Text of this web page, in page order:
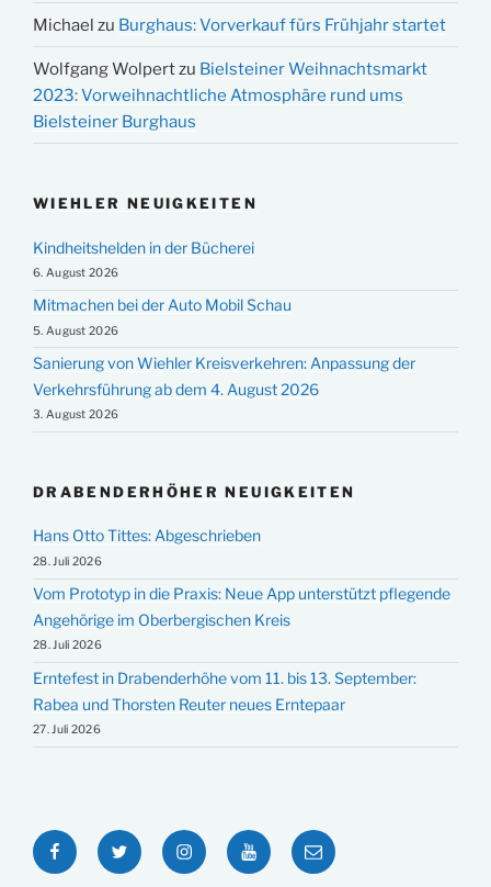
Michael zu Burghaus: Vorverkauf fürs Frühjahr startet
Wolfgang Wolpertzu Bielsteiner Weihnachtsmarkt
2023: Vorweihnachtliche Atmosphäre rund ums
Bielsteiner Burghaus
WIEHLER NEUIGKEITEN
Kindheitshelden in der Bücherei
6. August 2026
Mitmachen bei der Auto Mobil Schau
5. August 2026
Sanierung von Wiehler Kreisverkehren: Anpassung der
Verkehrsführung ab dem 4. August 2026
3. August 2026
DRABENDERHÖHER NEUIGKEITEN
Hans Otto Tittes: Abgeschrieben
28. Juli 2026
Vom Prototyp in die Praxis: Neue App unterstützt pflegende
Angehörige im Oberbergischen Kreis
28. Juli 2026
Erntefest in Drabenderhöhe vom 11. bis 13. September:
Rabea und Thorsten Reuter neues Erntepaar
27. Juli 2026
FacebookTwitter InstagramYouTubeE-
Mail